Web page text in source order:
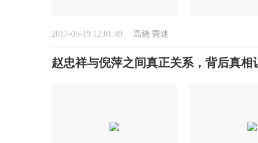
2017-05-19 12:01:49 高烧 昏迷
赵忠祥与倪萍之间真正关系，背后真相